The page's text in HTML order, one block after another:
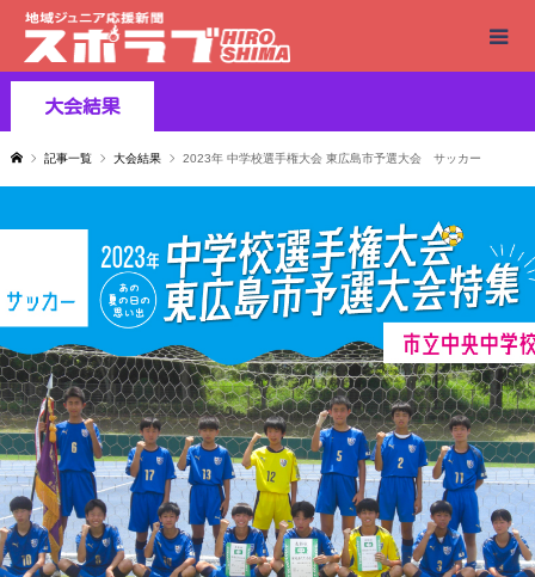
大会結果
記事一覧 大会結果 2023年 中学校選手権大会 東広島市予選大会 サッカー